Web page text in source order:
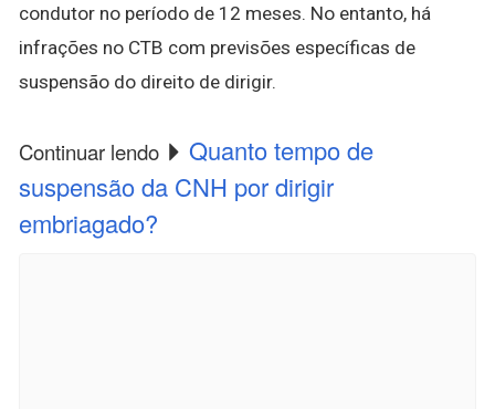
condutor no período de 12 meses. No entanto, há
infrações no CTB com previsões específicas de
suspensão do direito de dirigir.
Continuar lendo
Quanto tempo de
suspensão da CNH por dirigir
embriagado?